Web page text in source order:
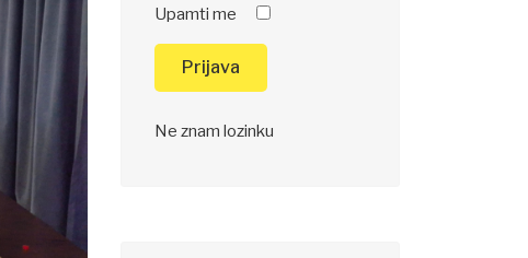
Upamti me
Prijava
Ne znam lozinku